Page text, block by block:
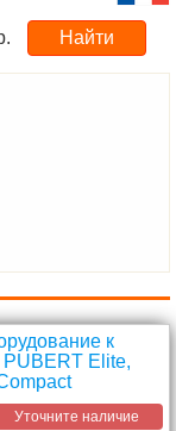
к
PUBERT Elite,
Уточните наличие